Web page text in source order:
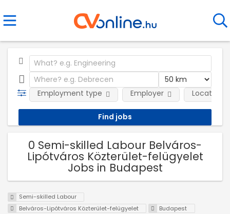
Employment type Employer Location
0 Semi-skilled Labour Belváros-
Lipótváros Közterület-felügyelet
Jobs in Budapest
Semi-skilled Labour
Belváros-Lipótváros Közterület-felügyelet
Budapest